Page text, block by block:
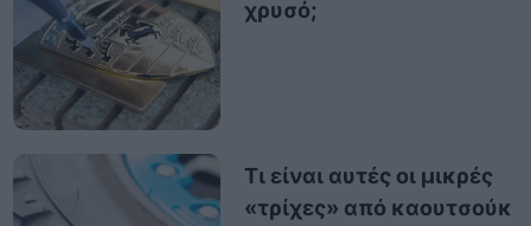
χρυσό;
Τι είναι αυτές οι μικρές
«τρίχες» από καουτσούκ